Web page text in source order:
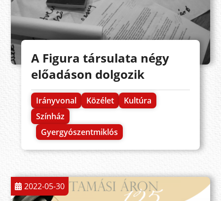
A Figura társulata négy
előadáson dolgozik
Irányvonal Közélet
Kultúra
Színház
Gyergyószentmiklós
2022-05-30